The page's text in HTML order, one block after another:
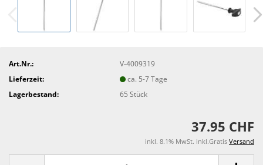
Art.Nr.:
V-4009319
Lieferzeit:
ca. 5-7 Tage
Lagerbestand:
65Stück
37.95 CHF
inkl. 8.1% MwSt. inkl.Gratis Versand